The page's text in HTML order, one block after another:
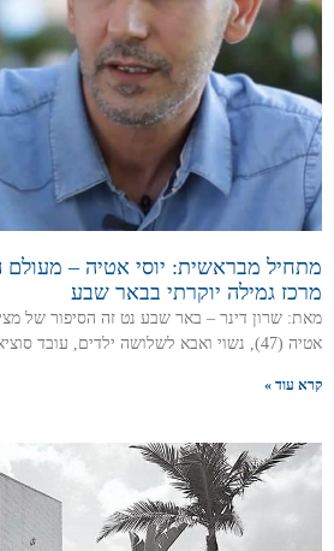
מתחיל מבראשית: יוסי אטיה –
מרכז גמילה יוקרתי בבאר שבע
מאת: שרון דינר – באר שבע נט זה הסיפור של
אטיה (47), נשוי ואבא לשלושה ילדים, עובד סוציאלי ומומחה לטיפול
קרא עוד »